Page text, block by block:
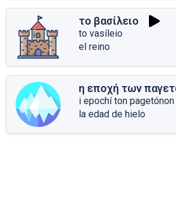
το βασίλειο
to vasíleio
el reino
η εποχή των
i epochí ton pagetónon
la edad de hielo